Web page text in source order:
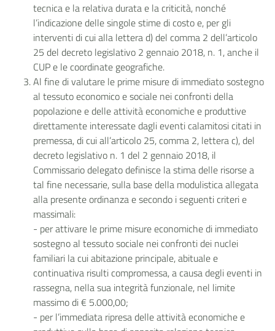
tecnica e la relativa durata e la criticità, nonché
l’indicazione delle singole stime di costo e, per gli
interventi di cui alla lettera d) del comma 2 dell’articolo
25 del decreto legislativo 2 gennaio 2018, n. 1, anche il
CUP e le coordinate geografiche.
Al fine di valutare le prime misure di immediato sostegno
al tessuto economico e sociale nei confronti della
popolazione e delle attività economiche e produttive
direttamente interessate dagli eventi calamitosi citati in
premessa, di cui all’articolo 25, comma 2, lettera c), del
decreto legislativo n. 1 del 2 gennaio 2018, il
Commissario delegato definisce la stima delle risorse a
tal fine necessarie, sulla base della modulistica allegata
alla presente ordinanza e secondo i seguenti criteri e
massimali:
- per attivare le prime misure economiche di immediato
sostegno al tessuto sociale nei confronti dei nuclei
familiari la cui abitazione principale, abituale e
continuativa risulti compromessa, a causa degli eventi in
rassegna, nella sua integrità funzionale, nel limite
massimo di € 5.000,00;
- per l’immediata ripresa delle attività economiche e